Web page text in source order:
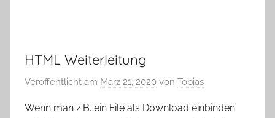
HTML Weiterleitung
Veröffentlicht am März 21, 2020 von Tobias
Wenn man z.B. ein File als Download einbinden